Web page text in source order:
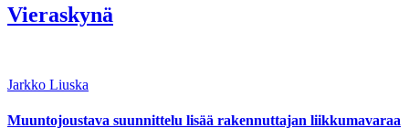
Vieraskynä
Jarkko Liuska
Muuntojoustava suunnittelu lisää rakennuttajan liikkumavaraa